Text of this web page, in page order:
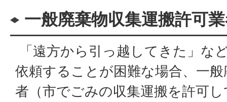
一般廃棄物収集運搬許可
「遠方から引っ越してきた」な
依頼することが困難な場合、一
者（市でごみの収集運搬を許可